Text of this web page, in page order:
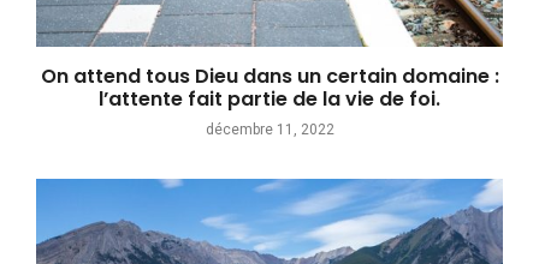
On attend tous Dieu dans un certain domaine :
l’attente fait partie de la vie de foi.
décembre 11, 2022